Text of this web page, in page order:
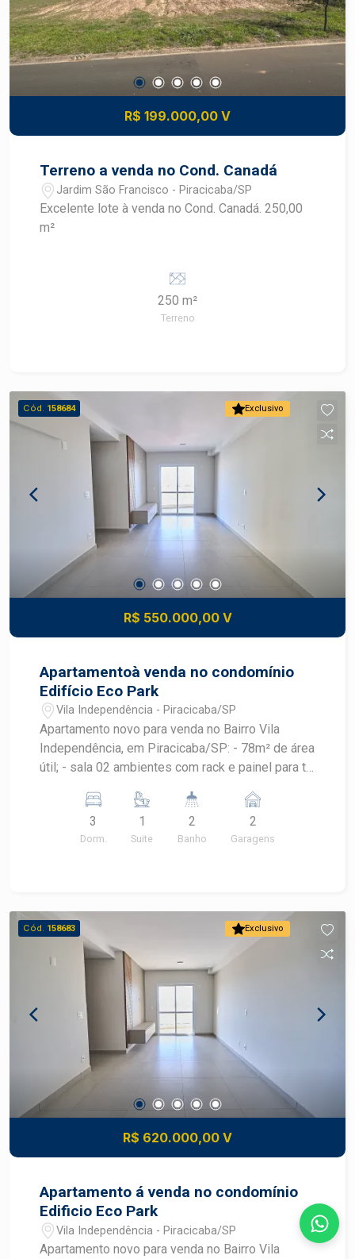
R$ 199.000,00 V
Terreno a venda no Cond. Canadá
Jardim São Francisco - Piracicaba/SP
Excelente lote à venda no Cond. Canadá. 250,00
m²
250 m²
Terreno
Exclusivo
Cód. 158684
R$ 550.000,00 V
Apartamentoà venda no condomínio
Edifício Eco Park
Vila Independência - Piracicaba/SP
Apartamento novo para venda no Bairro Vila
Independência, em Piracicaba/SP: - 78m² de área
útil; - sala 02 ambientes com rack e painel para tv;
armário planejado; - 03 dormitórios todos com
armário embutido, sendo 01 suíte; - 02 banheiros
com cuba: social e da suíte; - Varanda gourmet
Piscina na cobertura com vista incrível para a
cidade, perfeito para relaxar e socializar.
Localização: próximo a serviços, transporte
público, comércios e com fácil acesso a
principais vias da cidade.
3
Dorm.
1
Suite
2
Banho
2
Garagens
Exclusivo
Cód. 158683
R$ 620.000,00 V
Apartamento á venda no condomínio
Edificio Eco Park
Vila Independência - Piracicaba/SP
Apartamento novo para venda no Bairro Vila